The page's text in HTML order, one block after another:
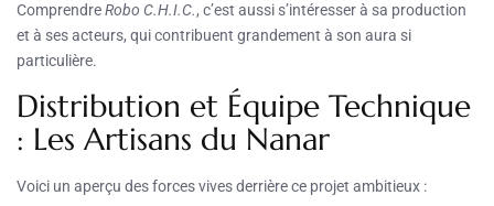
ComprendreRobo C.H.I.C., c’est aussi s’intéresser à sa production
et à ses acteurs, qui contribuent grandement à son aura si
particulière.
Distribution et Équipe Technique
: Les Artisans du Nanar
Voici un aperçu des forces vives derrière ce projet ambitieux :